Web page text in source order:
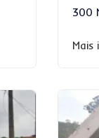
300
Mais